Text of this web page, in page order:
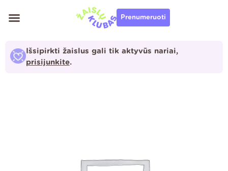
prie
Prenumeruoti
Išsipirkti žaislus gali tik aktyvūs nariai,
prisijunkite.